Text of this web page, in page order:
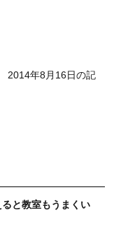
2014年8月16日の記
ると教室もうまくい